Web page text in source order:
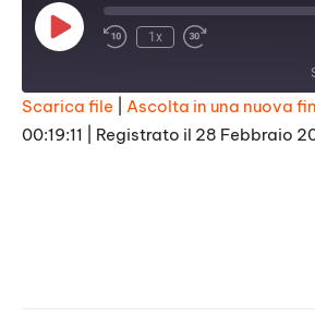
Play
Episode
1x
SHARE
Scarica file Ascolta in una nuova
00:19:11
Registrato il 28 Febbraio